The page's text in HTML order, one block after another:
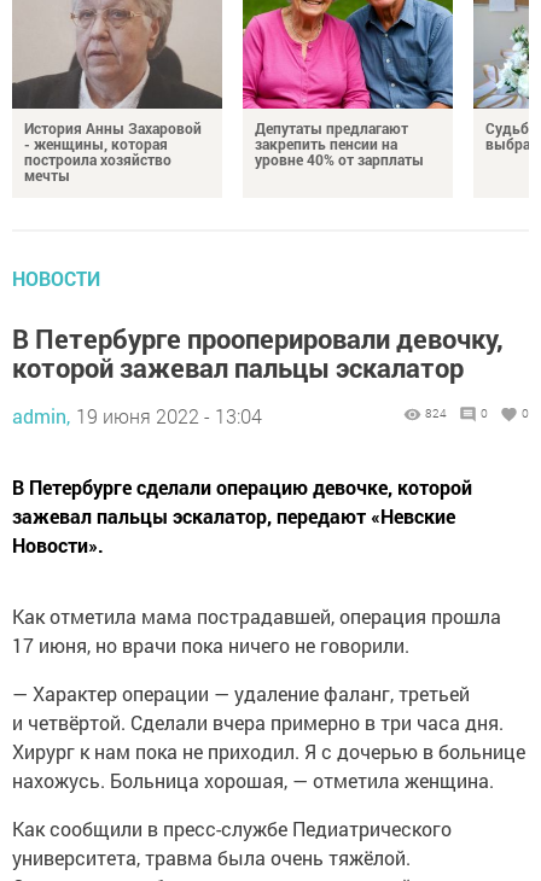
История Анны Захаровой
- женщины, которая
построила хозяйство
мечты
Депутаты предлагают
закрепить пенсии на
уровне 40% от зарплаты
НОВОСТИ
В Петербурге прооперировали девочку,
которой зажевал пальцы эскалатор
admin, 19 июня 2022 - 13:04 824 0 0
В Петербурге сделали операцию девочке, которой
зажевал пальцы эскалатор, передают «Невские
Новости».
Как отметила мама пострадавшей, операция прошла
17 июня, но врачи пока ничего не говорили.
— Характер операции — удаление фаланг, третьей
и четвёртой. Сделали вчера примерно в три часа дня.
Хирург к нам пока не приходил. Я с дочерью в больнице
нахожусь. Больница хорошая, — отметила женщина.
Как сообщили в пресс-службе Педиатрического
университета, травма была очень тяжёлой.